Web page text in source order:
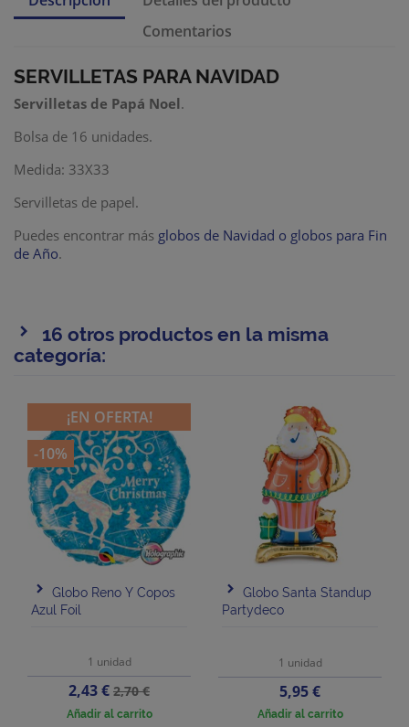
Comentarios
SERVILLETAS PARA NAVIDAD
Servilletas de Papá Noel.
Bolsa de 16 unidades.
Medida: 33X33
Servilletas de papel.
Puedes encontrar más globos de Navidad o globos para Fin
de Año.
16 otros productos en la misma
categoría:
Globo Reno Y Copos
Azul Foil
1 unidad
Precio
2,43 €Precio
base
2,70 €
Añadir al carrito
¡EN OFERTA!
-10%
Globo Santa Standup
Partydeco
1 unidad
Precio
5,95 €
Añadir al carrito